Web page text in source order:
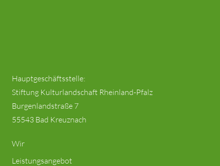
Hauptgeschäftsstelle:
Stiftung Kulturlandschaft Rheinland-Pfalz
Burgenlandstraße 7
55543 Bad Kreuznach
Wir
Leistungsangebot